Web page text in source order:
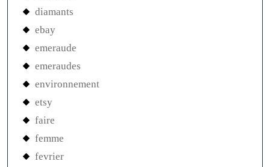
diamants
ebay
emeraude
emeraudes
environnement
etsy
faire
femme
fevrier